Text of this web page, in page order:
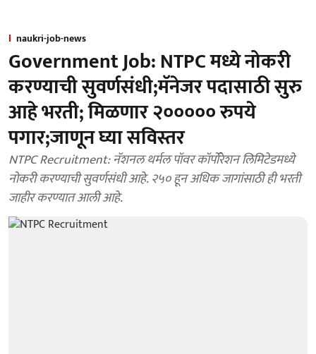
naukri-job-news
Government Job: NTPC मध्ये नोकरी
करण्याची सुवर्णसंधी;मॅनेजर पदासाठी सुरु
आहे भरती; मिळणार २००००० रुपये
पगार;जाणून घ्या सविस्तर
NTPC Recruitment: नॅशनल थर्मल पॉवर कॉर्पोरेशन लिमिटेडमध्ये
नोकरी करण्याची सुवर्णसंधी आहे. २५० हून अधिक जागांसाठी ही भरती
जाहीर करण्यात आली आहे.